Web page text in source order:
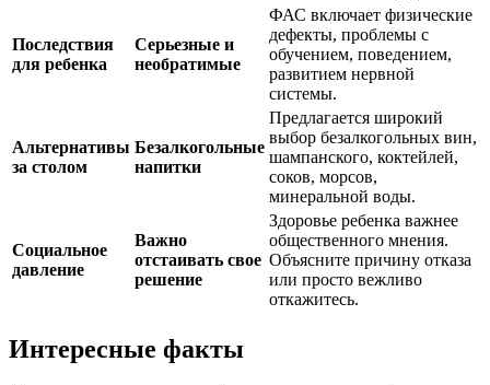
Последствия
для ребенка
Серьезные и
необратимые
ФАС включает физические
дефекты, проблемы с
обучением, поведением,
развитием нервной
системы.
Альтернативы
за столом
Безалкогольные
напитки
Предлагается широкий
выбор безалкогольных вин,
шампанского, коктейлей,
соков, морсов,
минеральной воды.
Социальное
давление
Важно
отстаивать свое
решение
Здоровье ребенка важнее
общественного мнения.
Объясните причину отказа
или просто вежливо
откажитесь.
Интересные факты